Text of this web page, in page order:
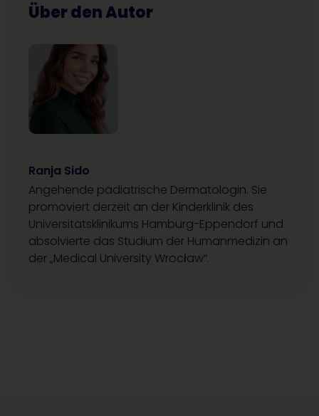
Über den Autor
Ranja Sido
Angehende pädiatrische Dermatologin. Sie
promoviert derzeit an der Kinderklinik des
Universitätsklinikums Hamburg-Eppendorf und
absolvierte das Studium der Humanmedizin an
der „Medical University Wrocław“.